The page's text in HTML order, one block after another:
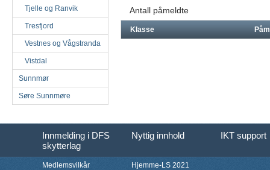
Tjelle og Ranvik
Tresfjord
Vestnes og Vågstranda
Vistdal
Sunnmør
Søre Sunnmøre
Antall påmeldte
Klasse
Innmelding i DFS
skytterlag
Nyttig innhold IKT support
Medlemsvilkår
Hjemme-LS 2021